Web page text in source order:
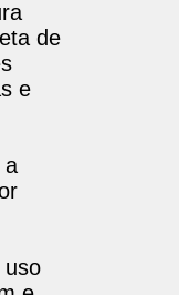
de
e
a
uso